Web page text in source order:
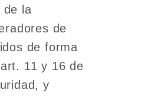
de la
de
de forma
11 y 16 de
y